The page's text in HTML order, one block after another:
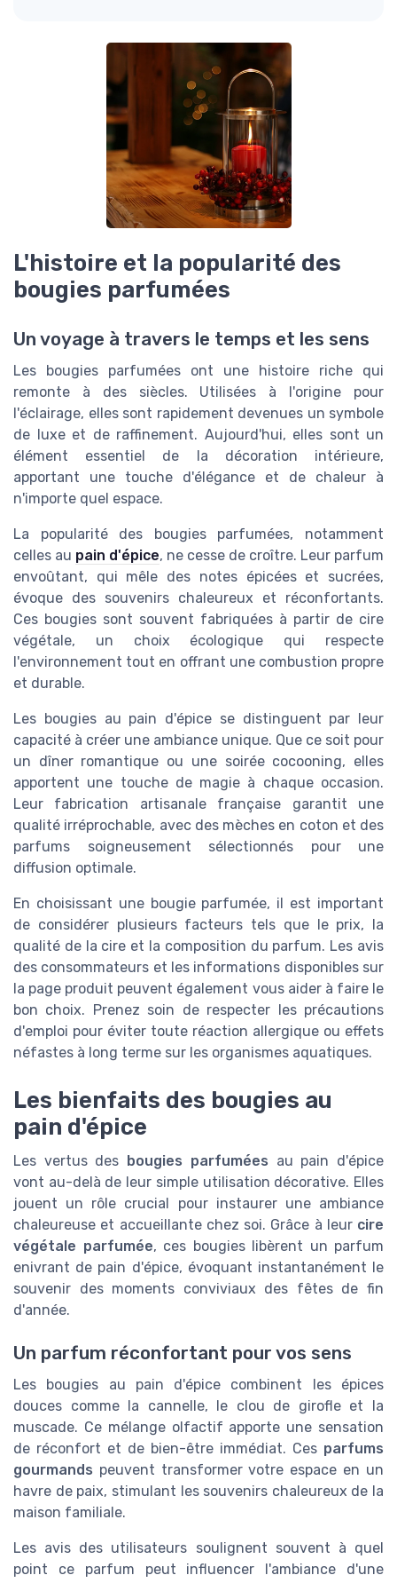
L'histoire et la popularité des
bougies parfumées
Un voyage à travers le temps et les sens
Les bougies parfumées ont une histoire riche qui
remonte à des siècles. Utilisées à l'origine pour
l'éclairage, elles sont rapidement devenues un symbole
de luxe et de raffinement. Aujourd'hui, elles sont un
élément essentiel de la décoration intérieure,
apportant une touche d'élégance et de chaleur à
n'importe quel espace.
La popularité des bougies parfumées, notamment
celles au pain d'épice, ne cesse de croître. Leur parfum
envoûtant, qui mêle des notes épicées et sucrées,
évoque des souvenirs chaleureux et réconfortants.
Ces bougies sont souvent fabriquées à partir de cire
végétale, un choix écologique qui respecte
l'environnement tout en offrant une combustion propre
et durable.
Les bougies au pain d'épice se distinguent par leur
capacité à créer une ambiance unique. Que ce soit pour
un dîner romantique ou une soirée cocooning, elles
apportent une touche de magie à chaque occasion.
Leur fabrication artisanale française garantit une
qualité irréprochable, avec des mèches en coton et des
parfums soigneusement sélectionnés pour une
diffusion optimale.
En choisissant une bougie parfumée, il est important
de considérer plusieurs facteurs tels que le prix, la
qualité de la cire et la composition du parfum. Les avis
des consommateurs et les informations disponibles sur
la page produit peuvent également vous aider à faire le
bon choix. Prenez soin de respecter les précautions
d'emploi pour éviter toute réaction allergique ou effets
néfastes à long terme sur les organismes aquatiques.
Les bienfaits des bougies au
pain d'épice
Les vertus des bougies parfumées au pain d'épice
vont au-delà de leur simple utilisation décorative. Elles
jouent un rôle crucial pour instaurer une ambiance
chaleureuse et accueillante chez soi. Grâce à leur cire
végétale parfumée, ces bougies libèrent un parfum
enivrant de pain d'épice, évoquant instantanément le
souvenir des moments conviviaux des fêtes de fin
d'année.
Un parfum réconfortant pour vos sens
Les bougies au pain d'épice combinent les épices
douces comme la cannelle, le clou de girofle et la
muscade. Ce mélange olfactif apporte une sensation
de réconfort et de bien-être immédiat. Ces parfums
gourmands peuvent transformer votre espace en un
havre de paix, stimulant les souvenirs chaleureux de la
maison familiale.
Les avis des utilisateurs soulignent souvent à quel
point ce parfum peut influencer l'ambiance d'une